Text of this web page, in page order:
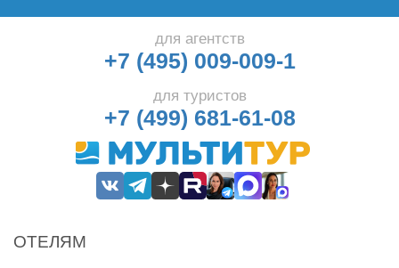
для агентств
+7 (495) 009-009-1
для туристов
+7 (499) 681-61-08
ОТЕЛЯМ